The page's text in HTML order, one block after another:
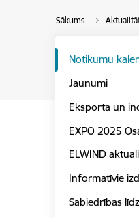
Sākums
Notikumu
Jaunumi
Eksporta un
EXPO 2025
ELWIND
Informatīvie
Sabiedrības